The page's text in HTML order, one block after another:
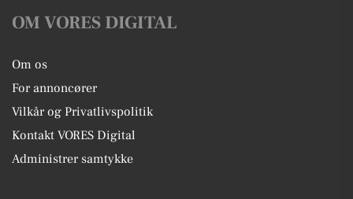
OM VORES DIGITAL
Om os
For annoncører
Vilkår og Privatlivspolitik
Kontakt VORES Digital
Administrer samtykke